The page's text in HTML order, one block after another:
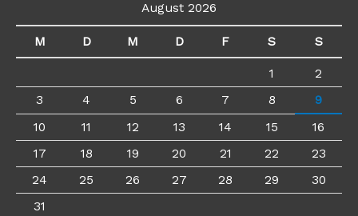
August 2026
M D M D F S S
1
2
3
4 5 6 7 8
9
10
11 12 13 14 15
16
17
18 19 20 21 22
23
24
25 26 27 28 29
30
31